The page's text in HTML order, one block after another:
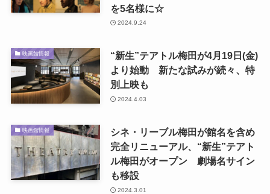
を5名様に☆
2024.9.24
映画館情報
“新生”テアトル梅田が4月19日(金)
より始動 新たな試みが続々、特
別上映も
2024.4.03
映画館情報
シネ・リーブル梅田が館名を含め
完全リニューアル、“新生”テアト
ル梅田がオープン 劇場名サイン
も移設
2024.3.01